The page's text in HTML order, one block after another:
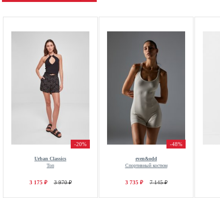
-20%
Urban Classics
Топ
3 175 ₽ 3 970 ₽
-48%
even&odd
Спортивный костюм
3 735 ₽ 7 145 ₽